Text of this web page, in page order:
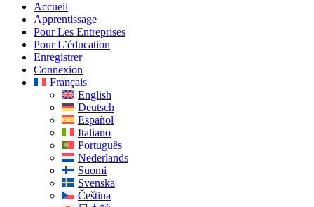
Accueil
Apprentissage
Pour Les Entreprises
Pour L’éducation
Enregistrer
Connexion
Français
English
Deutsch
Español
Italiano
Português
Nederlands
Suomi
Svenska
Čeština